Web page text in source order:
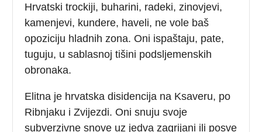
Hrvatski trockiji, buharini, radeki, zinovjevi,
kamenjevi, kundere, haveli, ne vole baš
opoziciju hladnih zona. Oni ispaštaju, pate,
tuguju, u sablasnoj tišini podsljemenskih
obronaka.
Elitna je hrvatska disidencija na Ksaveru, po
Ribnjaku i Zvijezdi. Oni snuju svoje
subverzivne snove uz jedva zagrijani ili posve